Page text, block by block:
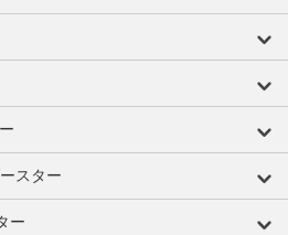
スター
ー